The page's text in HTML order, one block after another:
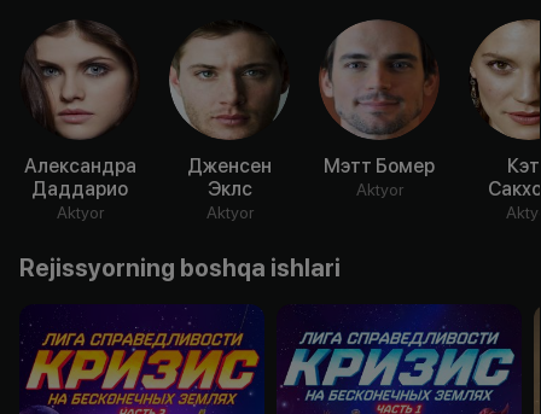
Александра
Даддарио
Aktyor
Дженсен
Эклс
Aktyor
Мэтт Бомер
Aktyor
Rejissyorning boshqa ishlari